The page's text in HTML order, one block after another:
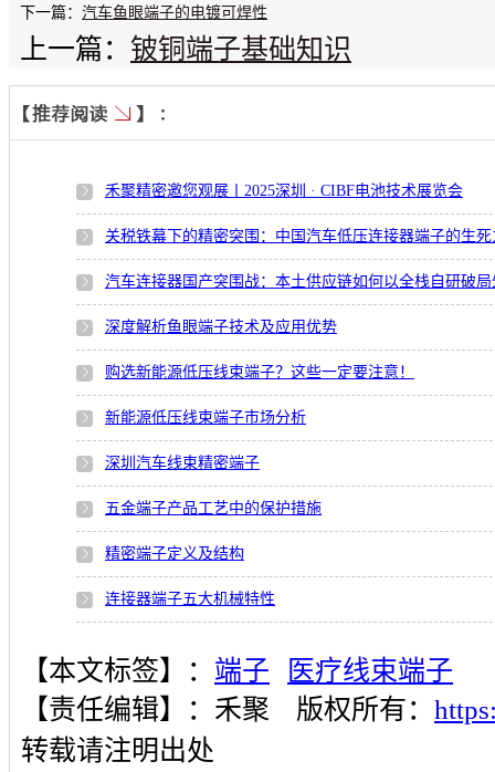
下一篇： 汽车鱼眼端子的电镀可焊性
上一篇： 铍铜端子基础知识
禾聚精密邀您观展丨2025深圳 · CIBF电池技术展览会
关税铁幕下的精密突围：中国汽车低压连接器端子的生死
汽车连接器国产突围战：本土供应链如何以全栈自研破
深度解析鱼眼端子技术及应用优势
购选新能源低压线束端子？这些一定要注意！
新能源低压线束端子市场分析
深圳汽车线束精密端子
五金端子产品工艺中的保护措施
精密端子定义及结构
连接器端子五大机械特性
【本文标签】： 端子
医疗线束端子
【责任编辑】： 禾聚 版权所有：
转载请注明出处